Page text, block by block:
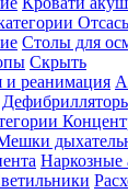
Столы для
Скрыть
и реанимация
Наркозные